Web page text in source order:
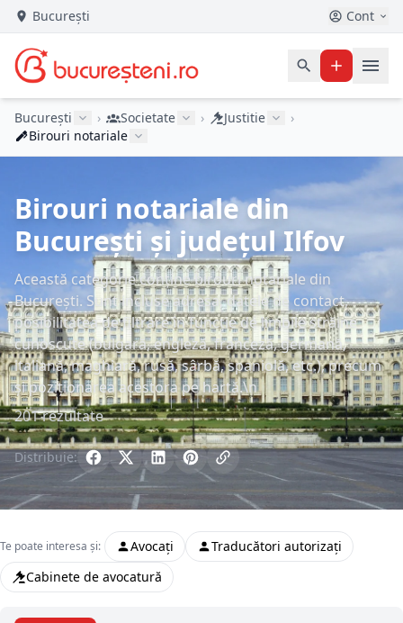
București Cont
București › Societate › Justitie
›
Birouri notariale
Birouri notariale din
București și județul Ilfov
Această categorie conține birouri notariale din
București. Sunt incluse adresa, datele de contact,
posibilitatea de filtrare în funcție de limbile străine
cunoscute (bulgară, engleză, franceză, germană,
italiană, maghiară, rusă, sârbă, spaniolă, etc.), precum
și poziționarea acestora pe hartă.\n
201 rezultate
Distribuie:
Te poate interesa și: Avocați
Traducători autorizați
Cabinete de avocatură